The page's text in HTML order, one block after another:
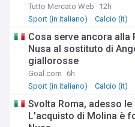
Tutto Mercato Web
12h
Sport (in italiano)
Calcio (it)
Cosa serve ancora alla
Nusa al sostituto di
giallorosse
Goal.com
6h
Sport (in italiano)
Calcio (it)
Svolta Roma, adesso
L'acquisto di Molina è